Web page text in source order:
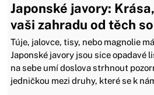
Japonské javory:
vaši zahradu od těch
Túje, jalovce, tisy, nebo magnolie
Japonské javory jsou sice opadavé
na sebe umí doslova strhnout
jedničkou mezi druhy, které se k